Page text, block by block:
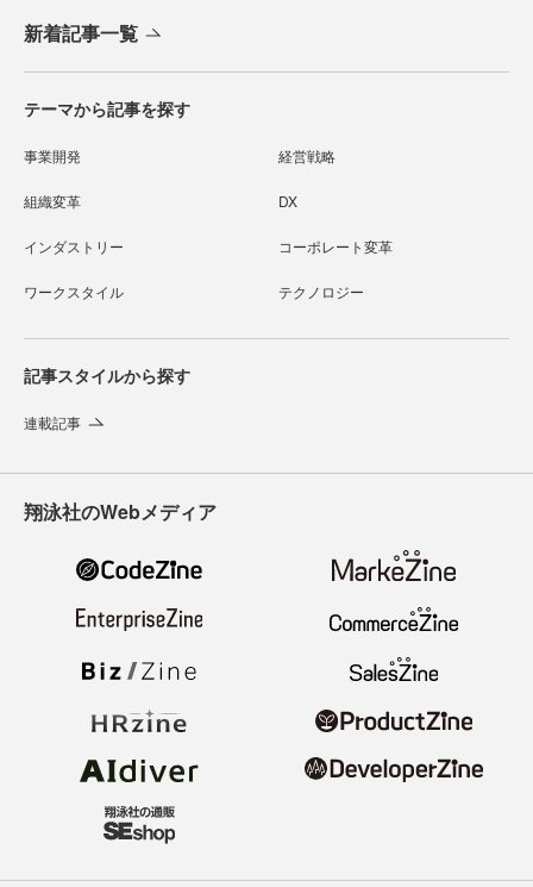
新着記事一覧
テーマから記事を探す
事業開発 経営戦略
組織変革 DX
インダストリー コーポレート変革
ワークスタイル テクノロジー
記事スタイルから探す
連載記事
翔泳社のWebメディア